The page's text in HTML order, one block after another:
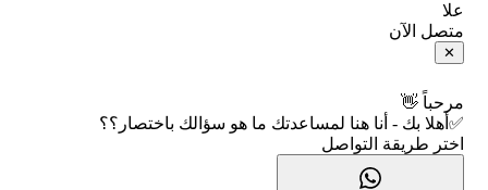
فلتر الأسهم الشرعي
📋 جميع الأسهم
🕌 الأسهم الحلال
📊 حاسبة الربح التراكمي
🧮 حاسبة متوسط سعر السهم
📅 التقويم الاقتصادي
الإبلاغ عن شركة نصابة
شروط الاستخدام
سياسة الخصوصية
علا
متصل الآن
✕
مرحباً 👋
✅أهلا بك - أنا هنا لمساعدتك ما هو سؤالك باختصار؟؟
اختر طريقة التواصل